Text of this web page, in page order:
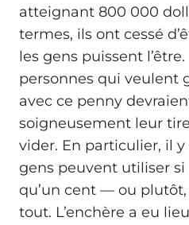
atteignant 800 000
termes, ils ont cessé
les gens puissent
personnes qui veulent
avec ce penny
soigneusement leur
vider. En particulier, il
gens peuvent utiliser
qu’un cent — ou plutôt,
tout. L’enchère a eu